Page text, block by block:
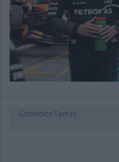
Gobodics Tamás